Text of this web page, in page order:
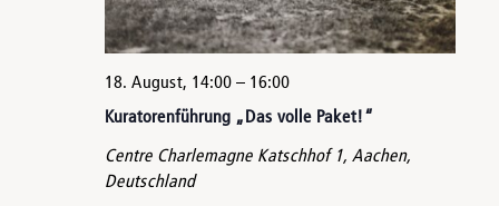
Kuratorenführung „Das volle Paket!“
18. August, 14:00– 16:00
Centre Charlemagne Katschhof 1, Aachen,
Deutschland